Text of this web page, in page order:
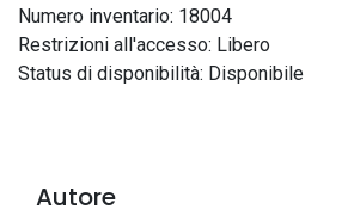
Numero inventario: 18004
Restrizioni all'accesso: Libero
Status di disponibilità: Disponibile
Autore